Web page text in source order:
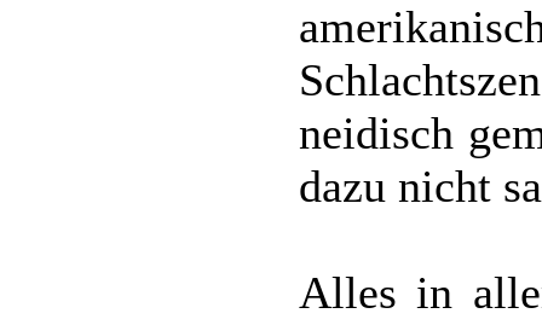
neidisch
dazu nicht
Alles in